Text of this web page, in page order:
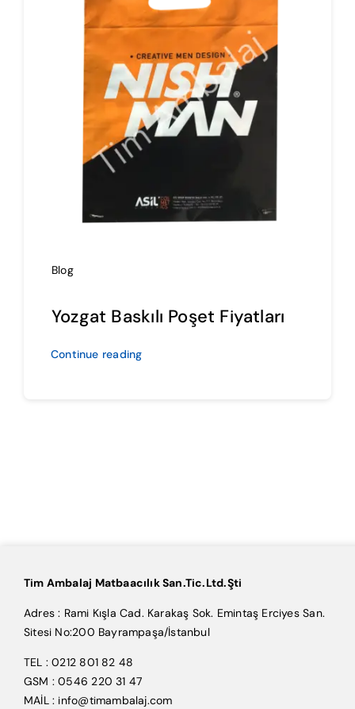
Blog
Yozgat Baskılı Poşet Fiyatları
Continue reading
Tim Ambalaj Matbaacılık San.Tic.Ltd.Şti
Adres : Rami Kışla Cad. Karakaş Sok. Emintaş Erciyes San.
Sitesi No:200 Bayrampaşa/İstanbul
TEL : 0212 801 82 48
GSM : 0546 220 31 47
MAİL : info@timambalaj.com